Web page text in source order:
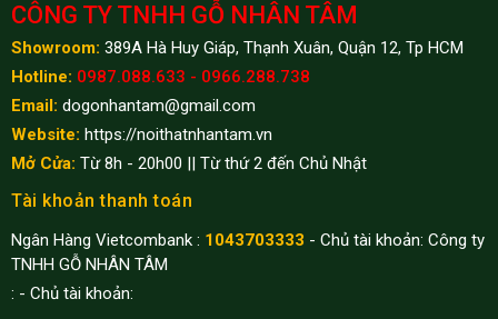
CÔNG TY TNHH GỖ NHÂN TÂM
Showroom: 389A Hà Huy Giáp, Thạnh Xuân, Quận 12, Tp HCM
Hotline: 0987.088.633 - 0966.288.738
Email: dogonhantam@gmail.com
Website: https://noithatnhantam.vn
Mở Cửa: Từ 8h - 20h00 || Từ thứ 2 đến Chủ Nhật
Tài khoản thanh toán
Ngân Hàng Vietcombank : 1043703333 - Chủ tài khoản: Công ty
TNHH GỖ NHÂN TÂM
: - Chủ tài khoản: